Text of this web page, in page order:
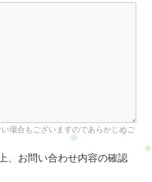
場合もございますのであらかじめご
、お問い合わせ内容の確認